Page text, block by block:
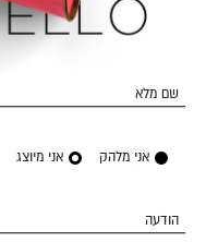
שם מלא
אני מלהק אני מיוצג
הודעה